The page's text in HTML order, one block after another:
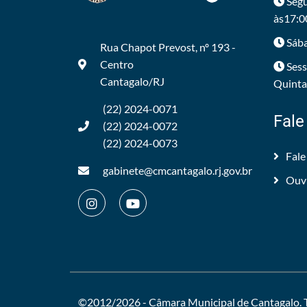
Rua Chapot Prevost, nº 193 -
Centro
Cantagalo/RJ
(22) 2024-0071
(22) 2024-0072
(22) 2024-0073
gabinete@cmcantagalo.rj.gov.br
©2012/2026 - Câmara Municipal de Cantagalo.